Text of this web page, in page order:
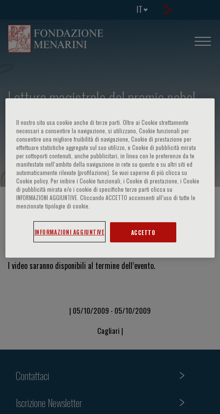
IT
Lettura magistrale del premio nobel
per la medicina per il 1998 Louis J.
Ignarro - Nitric oxide as a signaling
molecole in cardiovascular disease
HOME PAGE / CORSI ED EVENTI
Video & Slide
I video saranno disponibili al termine dell’evento.
| 05/10/2009 - 05/10/2009
Cagliari |
Contattaci
Iscrizione Newsletter
Il nostro sito usa cookie anche di terze parti. Oltre ai Cookie strettamente
necessari a consentire la navigazione, si utilizzano, Cookie funzionali per
consentire una migliore fruibilità di navigazione, Cookie di prestazione per
effettuare statistiche aggregate sul suo utilizzo, e Cookie di pubblicità mirata
per sottoporti contenuti, anche pubblicitari, in linea con le preferenze da te
manifestate nell‘ambito della navigazione in rete su questo e su altri siti ed
automaticamente rilevate (profilazione). Se vuoi saperne di più clicca su
Cookie policy. Per inibire i Cookie funzionali, i Cookie di prestazione, i Cookie
di pubblicità mirata e/o i cookie di specifiche terze parti clicca su
INFORMAZIONI AGGIUNTIVE. Cliccando ACCETTO acconsenti all’uso di tutte le
menzionate tipologie di cookie.
INFORMAZIONI AGGIUNTIVE ACCETTO